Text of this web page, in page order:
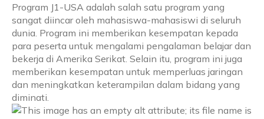
Program J1-USA adalah salah satu program yang
sangat diincar oleh mahasiswa-mahasiswi di seluruh
dunia. Program ini memberikan kesempatan kepada
para peserta untuk mengalami pengalaman belajar dan
bekerja di Amerika Serikat. Selain itu, program ini juga
memberikan kesempatan untuk memperluas jaringan
dan meningkatkan keterampilan dalam bidang yang
diminati.